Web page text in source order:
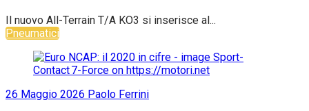
Il nuovo All-Terrain T/A KO3 si inserisce al...
Pneumatici
26 Maggio 2026 Paolo Ferrini